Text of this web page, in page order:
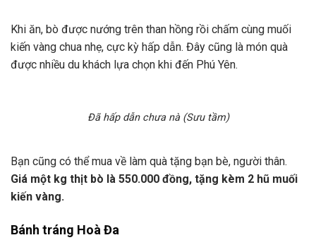
Khi ăn, bò được nướng trên than hồng rồi chấm cùng muối
kiến vàng chua nhẹ, cực kỳ hấp dẫn. Đây cũng là món quà
được nhiều du khách lựa chọn khi đến Phú Yên.
Đã hấp dẫn chưa nà (Sưu tầm)
Bạn cũng có thể mua về làm quà tặng bạn bè, người thân.
Giá một kg thịt bò là 550.000 đồng, tặng kèm 2 hũ muối
kiến vàng.
Bánh tráng Hoà Đa